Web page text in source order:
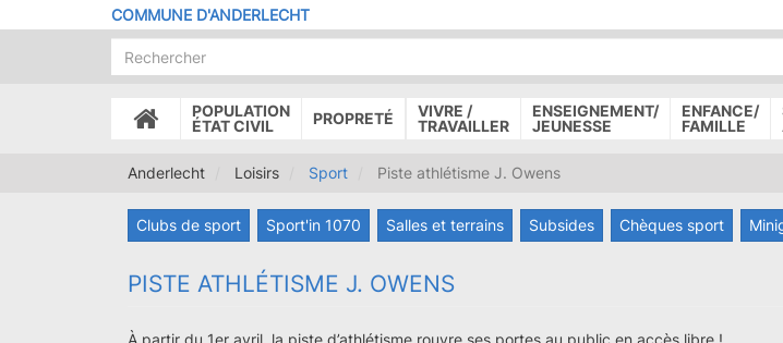
au
COMMUNE D'ANDERLECHT
ACCUEIL
POPULATION
ÉTAT CIVIL
PROPRETÉ
VIVRE /
TRAVAILLER
ENSEIGNEMENT/
JEUNESSE
ENFANCE/
FAMILLE
Anderlecht Loisirs Sport Piste athlétisme J. Owens
Clubs de sport Sport'in 1070 Salles et terrains Subsides Chèques sport
PISTE ATHLÉTISME J. OWENS
À partir du 1er avril, la piste d’athlétisme rouvre ses portes au public en accès libre !